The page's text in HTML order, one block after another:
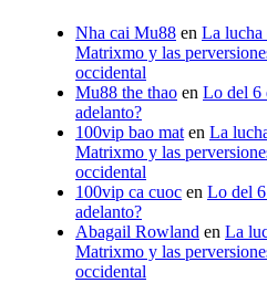
Nha cai Mu88 en La lucha
Matrixmo y las
occidental
Mu88 the thao en Lo del 6
adelanto?
100vip bao mat en La
Matrixmo y las
occidental
100vip ca cuoc en Lo del 6
adelanto?
Abagail Rowland en La
Matrixmo y las
occidental